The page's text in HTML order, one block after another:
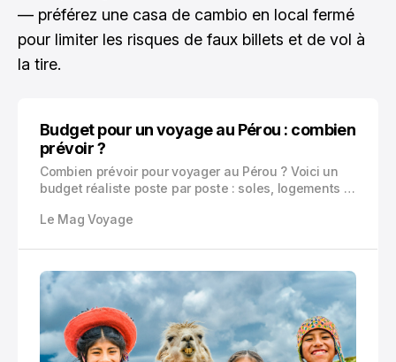
— préférez une casa de cambio en local fermé
pour limiter les risques de faux billets et de vol à
la tire.
Budget pour un voyage au Pérou : combien
prévoir ?
Combien prévoir pour voyager au Pérou ? Voici un
budget réaliste poste par poste : soles, logements à
Picchu, Amazonie, extras et astuces pour
Le Mag Voyage